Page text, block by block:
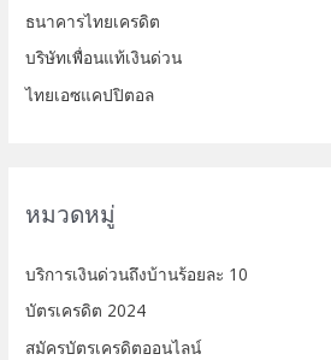
ธนาคารไทยเครดิต
บริษัทเพื่อนแท้เงินด่วน
ไทยเอซแคปปิตอล
หมวดหมู่
บริการเงินด่วนถึงบ้านร้อยละ 10
บัตรเครดิต 2024
สมัครบัตรเครดิตออนไลน์